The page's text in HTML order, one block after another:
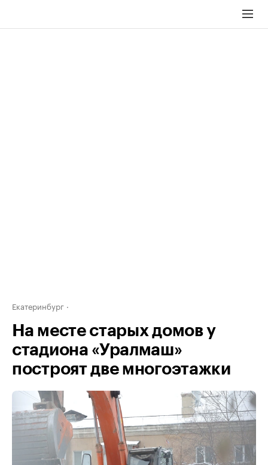
Екатеринбург
На месте старых домов у
стадиона «Уралмаш»
построят две многоэтажки